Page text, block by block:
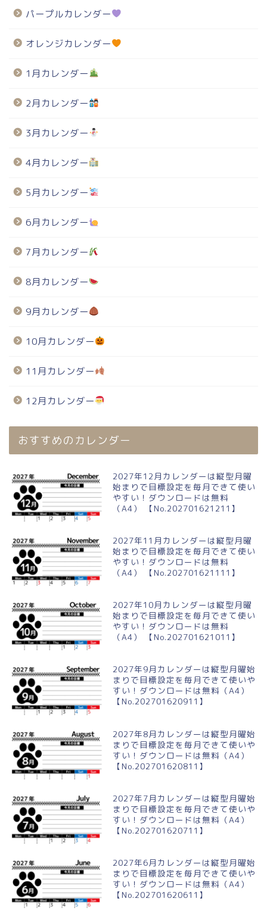
パープルカレンダー
オレンジカレンダー
1月カレンダー
2月カレンダー
3月カレンダー
4月カレンダー
5月カレンダー
6月カレンダー
7月カレンダー
8月カレンダー
9月カレンダー
10月カレンダー
11月カレンダー
12月カレンダー
おすすめのカレンダー
2027年12月カレンダーは縦型月曜
始まりで目標設定を毎月できて使い
やすい！ダウンロードは無料
（A4） 【No.202701621211】
2027年11月カレンダーは縦型月曜
始まりで目標設定を毎月できて使い
やすい！ダウンロードは無料
（A4） 【No.202701621111】
2027年10月カレンダーは縦型月曜
始まりで目標設定を毎月できて使い
やすい！ダウンロードは無料
（A4） 【No.202701621011】
2027年9月カレンダーは縦型月曜始
まりで目標設定を毎月できて使いや
すい！ダウンロードは無料（A4）
【No.202701620911】
2027年8月カレンダーは縦型月曜始
まりで目標設定を毎月できて使いや
すい！ダウンロードは無料（A4）
【No.202701620811】
2027年7月カレンダーは縦型月曜始
まりで目標設定を毎月できて使いや
すい！ダウンロードは無料（A4）
【No.202701620711】
2027年6月カレンダーは縦型月曜始
まりで目標設定を毎月できて使いや
すい！ダウンロードは無料（A4）
【No.202701620611】